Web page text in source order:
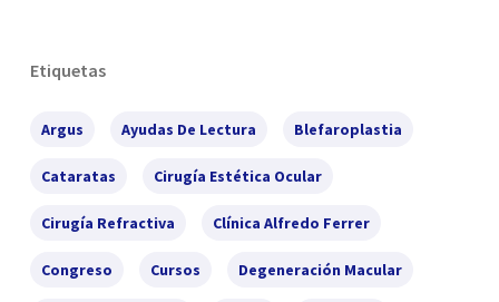
Etiquetas
Argus Ayudas De Lectura Blefaroplastia
Cataratas Cirugía Estética Ocular
Cirugía Refractiva Clínica Alfredo Ferrer
Congreso Cursos Degeneración Macular